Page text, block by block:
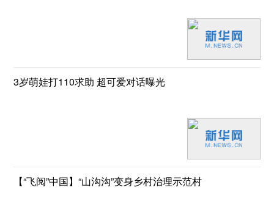
3岁萌娃打110求助 超可爱对话曝光
【“飞阅”中国】“山沟沟”变身乡村治理示范村